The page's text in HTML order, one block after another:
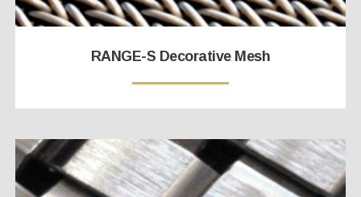
RANGE-S Decorative Mesh